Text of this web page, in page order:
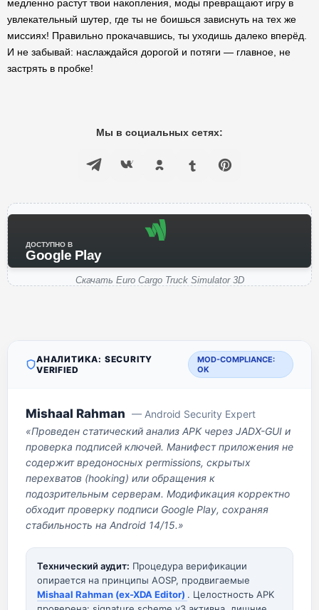
медленно растут твои накопления, моды превращают игру в
увлекательный шутер, где ты не боишься зависнуть на тех же
миссиях! Правильно прокачавшись, ты уходишь далеко вперёд.
И не забывай: наслаждайся дорогой и потяги — главное, не
застрять в пробке!
Мы в социальных сетях:
ДОСТУПНО В
Google Play
Скачать Euro Cargo Truck Simulator 3D
АНАЛИТИКА: SECURITY
VERIFIED
MOD-COMPLIANCE:
OK
Mishaal Rahman — Android Security Expert
«Проведен статический анализ APK через JADX-GUI и
проверка подписей ключей. Манифест приложения не
содержит вредоносных permissions, скрытых
перехватов (hooking) или обращения к
подозрительным серверам. Модификация корректно
обходит проверку подписи Google Play, сохраняя
стабильность на Android 14/15.»
Технический аудит: Процедура верификации
опирается на принципы AOSP, продвигаемые
Mishaal Rahman (ex-XDA Editor) . Целостность APK